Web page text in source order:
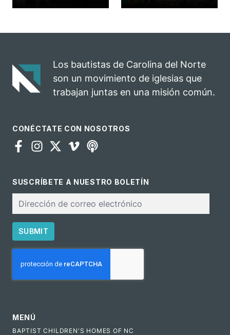
celebra el
rodeo anual en
para el
ministerio
Los bautistas de Carolina del Norte
son un movimiento de iglesias que
trabajan juntas en una misión común.
CONÉCTATE CON NOSOTROS
SUSCRÍBETE A NUESTRO BOLETÍN
electrónico
SUBMIT
MENÚ
BAPTIST CHILDREN'S HOMES OF NC